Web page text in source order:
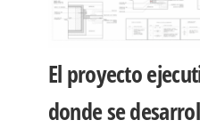
El proyecto
donde se